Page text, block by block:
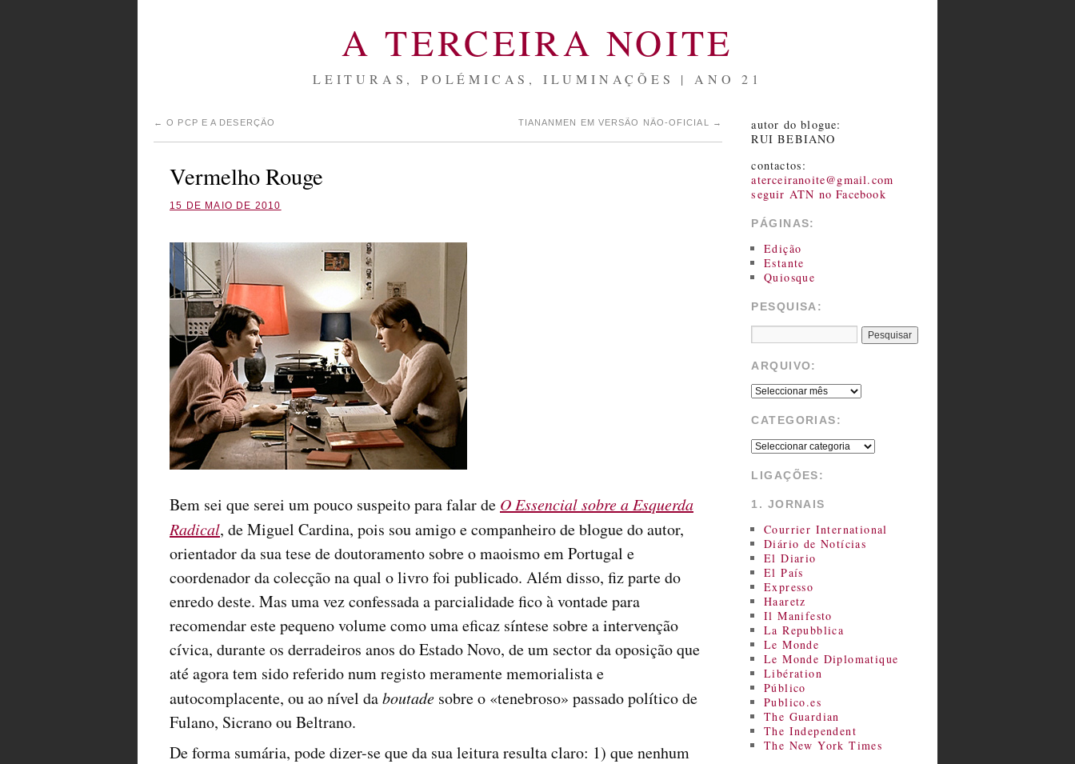
A TERCEIRA NOITE
LEITURAS, POLÉMICAS, ILUMINAÇÕES | ANO 21
← O PCP E A DESERÇÃO TIANANMEN EM VERSÃO NÃO-OFICIAL →
Vermelho Rouge
15 DE MAIO DE 2010
Bem sei que serei um pouco suspeito para falar de O Essencial sobre a Esquerda
Radical, de Miguel Cardina, pois sou amigo e companheiro de blogue do autor,
orientador da sua tese de doutoramento sobre o maoismo em Portugal e
coordenador da colecção na qual o livro foi publicado. Além disso, fiz parte do
enredo deste. Mas uma vez confessada a parcialidade fico à vontade para
recomendar este pequeno volume como uma eficaz síntese sobre a intervenção
cívica, durante os derradeiros anos do Estado Novo, de um sector da oposição que
até agora tem sido referido num registo meramente memorialista e
autocomplacente, ou ao nível daboutade sobre o «tenebroso» passado político de
Fulano, Sicrano ou Beltrano.
De forma sumária, pode dizer-se que da sua leitura resulta claro: 1) que nenhum
autor do blogue:
RUI BEBIANO
contactos:
aterceiranoite@gmail.com
seguir ATN no Facebook
PÁGINAS:
Edição
Estante
Quiosque
PESQUISA:
ARQUIVO:
CATEGORIAS:
LIGAÇÕES:
1. JORNAIS
Courrier International
Diário de Notícias
El Diario
El País
Expresso
Haaretz
Il Manifesto
La Repubblica
Le Monde
Le Monde Diplomatique
Libération
Público
Publico.es
The Guardian
The Independent
The New York Times